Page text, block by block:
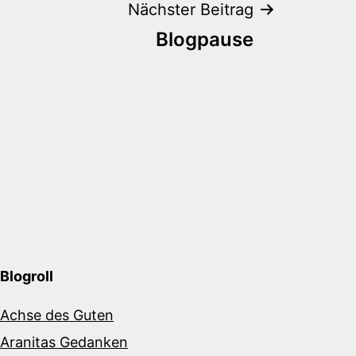
Nächster Beitrag
Blogpause
Blogroll
Achse des Guten
Aranitas Gedanken